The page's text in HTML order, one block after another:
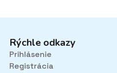
Rýchle odkazy
Prihlásenie
Registrácia